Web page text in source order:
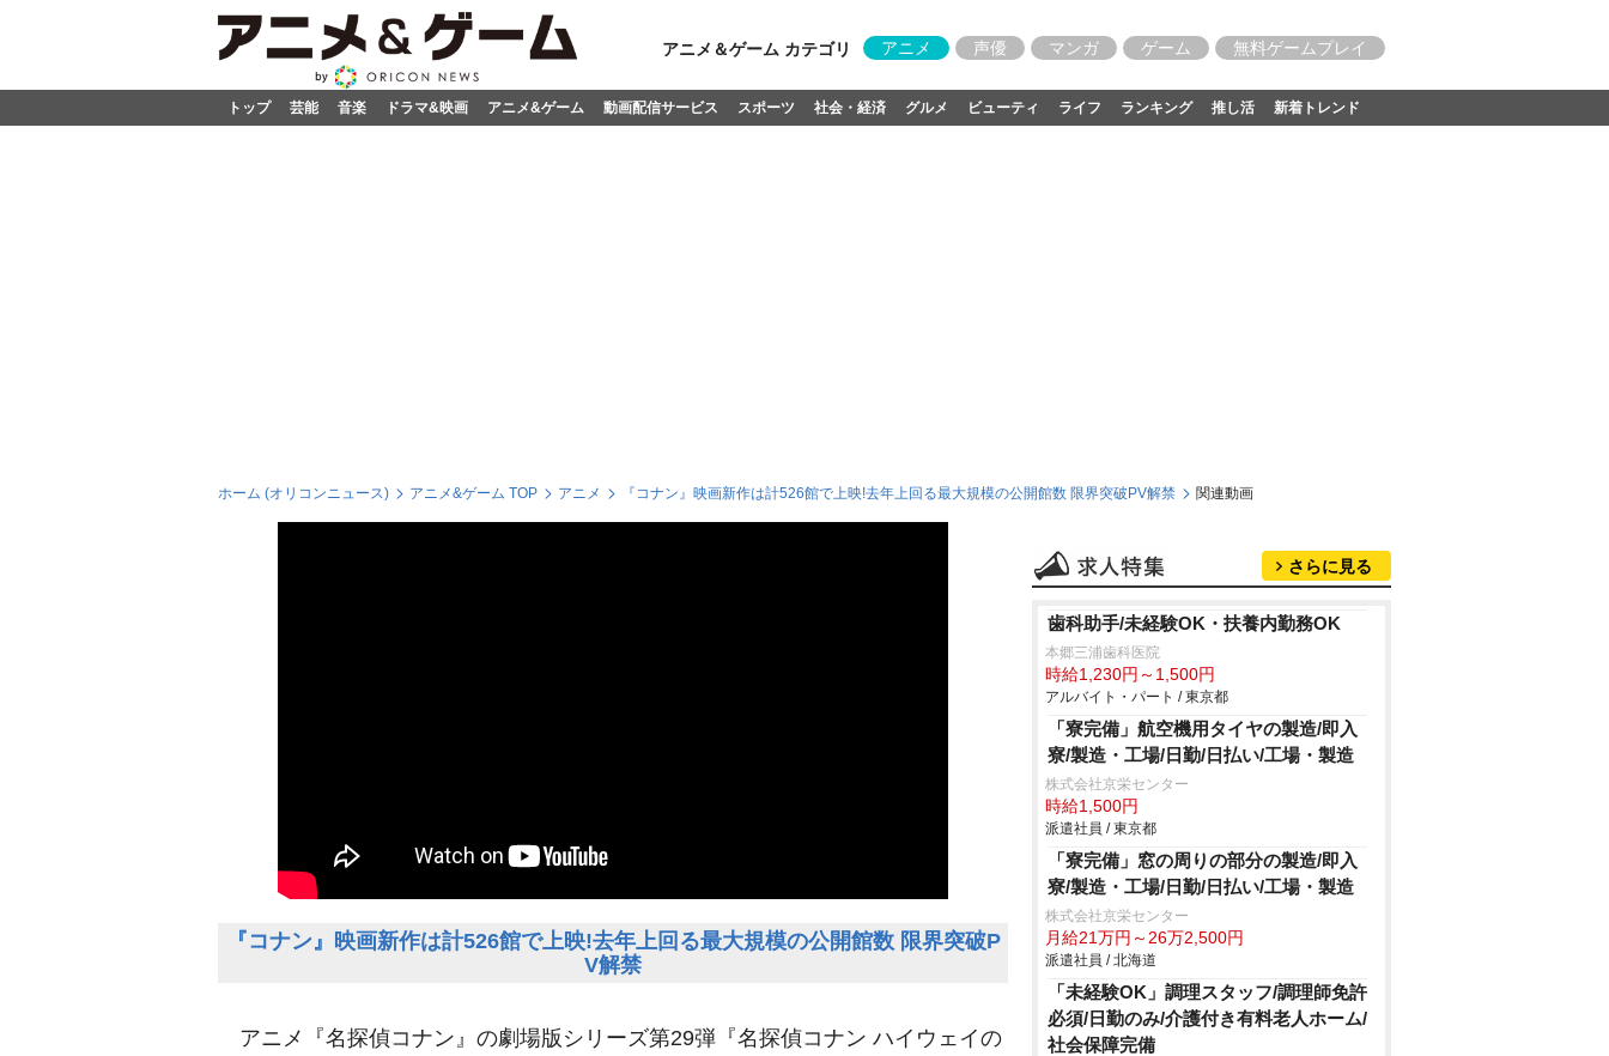
アニメ＆ゲーム カテゴリ アニメ 声優 マンガ ゲーム 無料ゲームプレイ
トップ 芸能 音楽 ドラマ&映画 アニメ&ゲーム 動画配信サービス スポーツ 社会・経済 グルメ ビューティ ライフ ランキング 推し活 新着トレンド
ホーム (オリコンニュース) アニメ&ゲーム TOP アニメ 『コナン』映画新作は計526館で上映!去年上回る最大規模の公開館数 限界突破PV解禁 関連動画
『コナン』映画新作は計526館で上映!去年上回る最大規模の公開館数 限界突破P
V解禁
アニメ『名探偵コナン』の劇場版シリーズ第29弾『名探偵コナン ハイウェイの
さらに見る
歯科助手/未経験OK・扶養内勤務OK
本郷三浦歯科医院
時給1,230円～1,500円
アルバイト・パート / 東京都
「寮完備」航空機用タイヤの製造/即入
寮/製造・工場/日勤/日払い/工場・製造
株式会社京栄センター
時給1,500円
派遣社員 / 東京都
「寮完備」窓の周りの部分の製造/即入
寮/製造・工場/日勤/日払い/工場・製造
株式会社京栄センター
月給21万円～26万2,500円
派遣社員 / 北海道
「未経験OK」調理スタッフ/調理師免許
必須/日勤のみ/介護付き有料老人ホーム/
社会保障完備